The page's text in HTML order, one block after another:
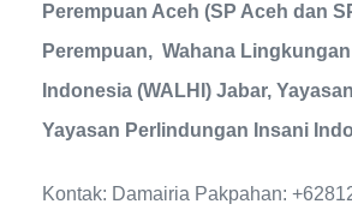
Perempuan Aceh (SP Aceh dan
Perempuan, Wahana
Indonesia (WALHI) Jabar,
Yayasan Perlindungan Insani
Kontak: Damairia Pakpahan: